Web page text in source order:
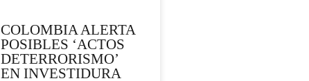
COLOMBIA ALERTA
POSIBLES ‘ACTOS
DETERRORISMO’
EN INVESTIDURA